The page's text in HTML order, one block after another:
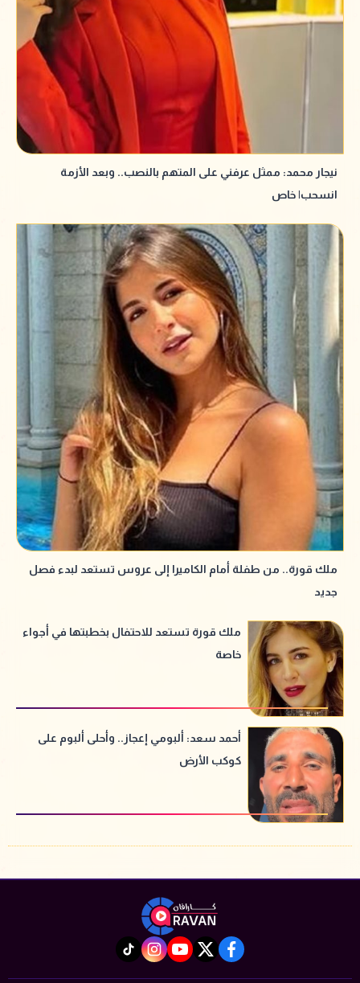
نيجار محمد: ممثل عرفني على المتهم بالنصب.. وبعد الأزمة
انسحب| خاص
ملك قورة.. من طفلة أمام الكاميرا إلى عروس تستعد لبدء فصل
جديد
ملك قورة تستعد للاحتفال بخطبتها في أجواء
خاصة
أحمد سعد: ألبومي إعجاز.. وأحلى ألبوم على
كوكب الأرض
facebook
twitter
youtube
instagram
tiktok